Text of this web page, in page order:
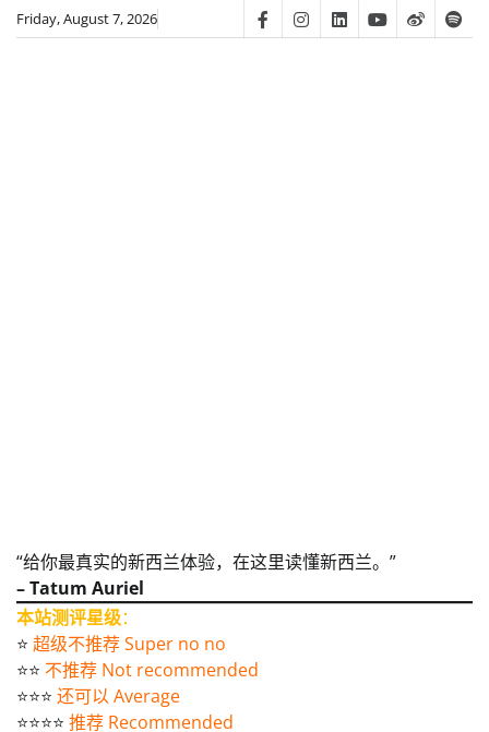
SkipFriday, August 7, 2026 FacebookInstagram
LinkedinYoutube
Weibo
“给你最真实的新西兰体验，在这里读懂新西兰。”
– Tatum Auriel
本站测评星级：
⭐️ 超级不推荐 Super no no
⭐️⭐️ 不推荐 Not recommended
⭐️⭐️⭐️ 还可以 Average
⭐️⭐️⭐️⭐️ 推荐 Recommended